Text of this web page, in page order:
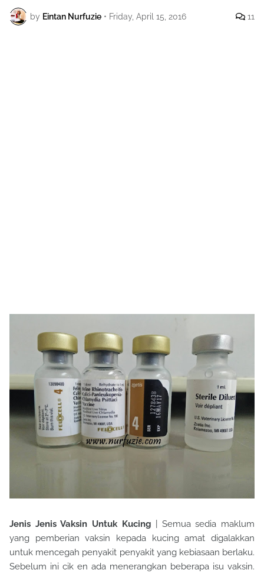
by Eintan Nurfuzie • Friday, April 15, 2016 11
Jenis Jenis Vaksin Untuk Kucing | Semua sedia maklum
yang pemberian vaksin kepada kucing amat digalakkan
untuk mencegah penyakit penyakit yang kebiasaan berlaku.
Sebelum ini cik en ada menerangkan beberapa isu vaksin.